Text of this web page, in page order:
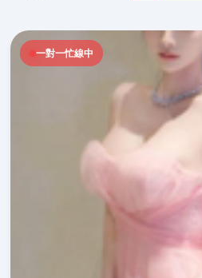
一對一忙線中